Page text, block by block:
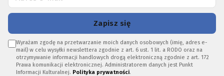
Zapisz się
Wyrażam zgodę na przetwarzanie moich danych osobowych (imię, adres e-
mail) w celu wysyłki newslettera zgodnie z art. 6 ust. 1 lit. a RODO oraz na
otrzymywanie informacji handlowych drogą elektroniczną zgodnie z art. 172
Prawa komunikacji elektronicznej. Administratorem danych jest Punkt
Informacji Kulturalnej. Polityka prywatności.